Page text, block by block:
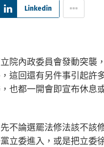
Linkedin
院內政委員會發動突襲
這回還有另件事引起許
也都一開會即宣布休息
不論選罷法修法該不該
立委進入，或是把立委